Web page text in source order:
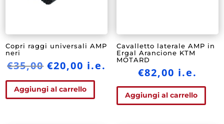
Copri raggi universali AMP
neri
€35,00 Il
prezzo
originale
€20,00 Il
prezzo
attuale
i.e.
Aggiungi al carrello
Cavalletto laterale AMP in
Ergal Arancione KTM
MOTARD
€82,00 i.e.
Aggiungi al carrello